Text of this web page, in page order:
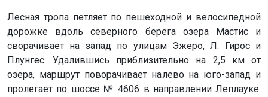
Лесная тропа петляет по пешеходной и велосипедной
дорожке вдоль северного берега озера Мастис и
сворачивает на запад по улицам Эжеро, Л. Гирос и
Плунгес. Удалившись приблизительно на 2,5 км от
озера, маршрут поворачивает налево на юго-запад и
пролегает по шоссе № 4606 в направлении Леплауке.